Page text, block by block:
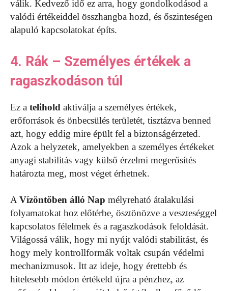
válik. Kedvező idő ez arra, hogy gondolkodásod a
valódi értékeiddel összhangba hozd, és őszinteségen
alapuló kapcsolatokat építs.
4. Rák – Személyes értékek a
ragaszkodáson túl
Ez a telihold aktiválja a személyes értékek,
erőforrások és önbecsülés területét, tisztázva benned
azt, hogy eddig mire épült fel a biztonságérzeted.
Azok a helyzetek, amelyekben a személyes értékeket
anyagi stabilitás vagy külső érzelmi megerősítés
határozta meg, most véget érhetnek.
A Vízöntőben álló Nap mélyreható átalakulási
folyamatokat hoz előtérbe, ösztönözve a veszteséggel
kapcsolatos félelmek és a ragaszkodások feloldását.
Világossá válik, hogy mi nyújt valódi stabilitást, és
hogy mely kontrollformák voltak csupán védelmi
mechanizmusok. Itt az ideje, hogy érettebb és
hitelesebb módon értékeld újra a pénzhez, az